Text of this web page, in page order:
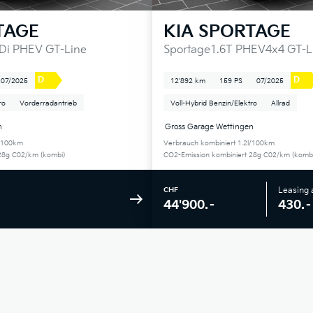
PHEV GT-Line
07/2025 D
Vorderradantrieb
C02/km (kombi)
KIA SPORTAGE
Sportage1.6T PHEV4x4 GT-
12'892 km 159 PS 07/2025 D
Voll-Hybrid Benzin/Elektro Allrad
Gross Garage Wettingen
Verbrauch kombiniert 1.2l/100km
CO2-Emission kombiniert 28g C02/km
CHF
44'900.–
Leasing
430.–